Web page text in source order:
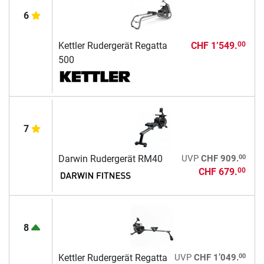
6
Kettler Rudergerät Regatta
500
CHF 1’549.00
7
Darwin Rudergerät RM40 UVP CHF 909.00
CHF 679.00
8
Kettler Rudergerät Regatta
UVP CHF 1’049.00